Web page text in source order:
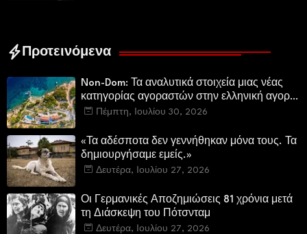
Προτεινόμενα
Non-Dom: Τα αναλυτικά στοιχεία μιας νέας
κατηγορίας αγοραστών στην ελληνική αγορά
πολυτελών κατοικιών
Πέμπτη, Ιουλίου 30, 2026
«Τα αδέσποτα δεν γεννήθηκαν μόνα τους. Τα
δημιουργήσαμε εμείς.»
Δευτέρα, Ιουλίου 27, 2026
Οι Γερμανικές Αποζημιώσεις 81 χρόνια μετά
τη Διάσκεψη του Πότσνταμ
Δευτέρα, Ιουλίου 27, 2026